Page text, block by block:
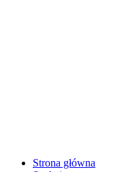
Strona główna